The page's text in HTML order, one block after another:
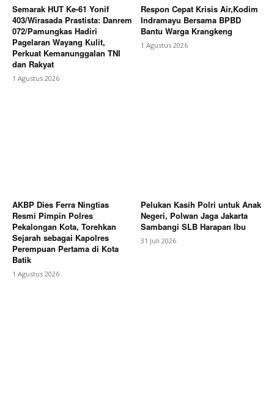
Semarak HUT Ke-61 Yonif
403/Wirasada Prastista: Danrem
072/Pamungkas Hadiri
Pagelaran Wayang Kulit,
Perkuat Kemanunggalan TNI
dan Rakyat
1 Agustus 2026
Respon Cepat Krisis Air,Kodim
Indramayu Bersama BPBD
Bantu Warga Krangkeng
1 Agustus 2026
AKBP Dies Ferra Ningtias
Resmi Pimpin Polres
Pekalongan Kota, Torehkan
Sejarah sebagai Kapolres
Perempuan Pertama di Kota
Batik
1 Agustus 2026
Pelukan Kasih Polri untuk Anak
Negeri, Polwan Jaga Jakarta
Sambangi SLB Harapan Ibu
31 Juli 2026